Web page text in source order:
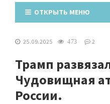
ОТКРЫТЬ МЕНЮ
25.09.2025 473 2
Трамп
Чудовищная
России.